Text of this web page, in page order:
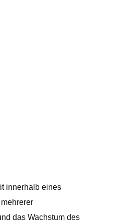
innerhalb eines
das Wachstum des